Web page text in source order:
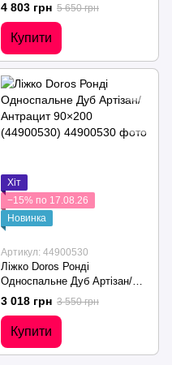
4 803 грн 5 650 грн
Купити
Хіт
−15% по 17.08.26
Новинка
Артикул: 44900530
Ліжко Doros Ронді
Односпальне Дуб Артізан/
Антрацит 90×200 (44900530)
3 018 грн 3 550 грн
Купити